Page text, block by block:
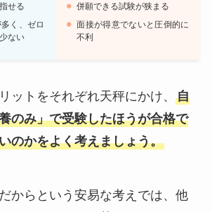
せる
く、ゼロ
ない
併願できる試験が狭まる
面接が得意でないと圧倒的に
不利
ットをそれぞれ天秤にかけ、 自
のみ」で受験したほうが合格で
のかをよく考えましょう。
からという安易な考えでは、他